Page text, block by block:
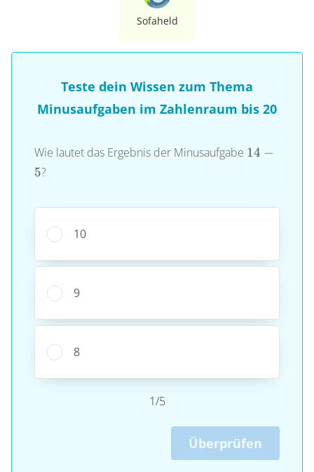
Sofaheld
Teste dein Wissen zum Thema
Minusaufgaben im Zahlenraum bis 20
Wie lautet das Ergebnis der Minusaufgabe 14-
14 −
5?
10
9
8
1/5
Überprüfen